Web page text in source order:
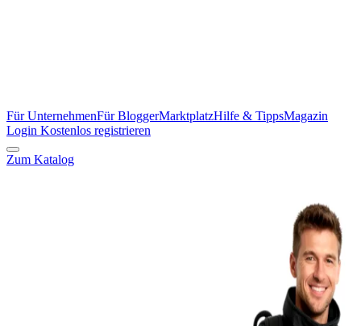
Für UnternehmenFür BloggerMarktplatzHilfe & TippsMagazin
Login Kostenlos registrieren
Zum Katalog